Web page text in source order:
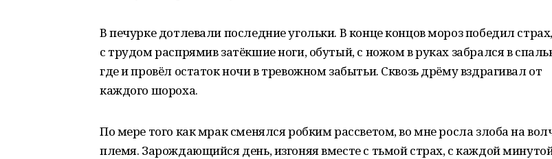
В печурке дотлевали последние угольки. В конце концов мороз победил
с трудом распрямив затёкшие ноги, обутый, с ножом в руках забрался в
где и провёл остаток ночи в тревожном забытьи. Сквозь дрёму вздрагивал от
каждого шороха.
По мере того как мрак сменялся робким рассветом, во мне росла злоба на
племя. Зарождающийся день, изгоняя вместе с тьмой страх, с каждой